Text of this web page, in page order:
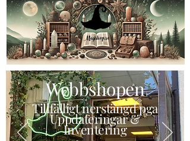
Magishop.se
Webbshopen
Tillfälligt nerstängd pga
Uppdateringar &
Inventering